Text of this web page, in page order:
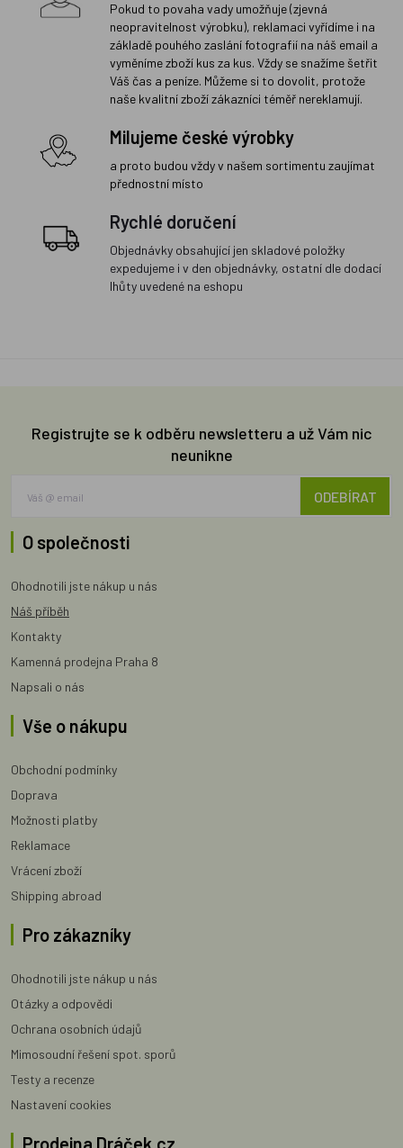
Pokud to povaha vady umožňuje (zjevná
neopravitelnost výrobku), reklamaci vyřídíme i na
základě pouhého zaslání fotografií na náš email a
vyměníme zboží kus za kus. Vždy se snažíme šetřit
Váš čas a peníze. Můžeme si to dovolit, protože
naše kvalitní zboží zákazníci téměř nereklamují.
Milujeme české výrobky
a proto budou vždy v našem sortimentu zaujímat
přednostní místo
Rychlé doručení
Objednávky obsahující jen skladové položky
expedujeme i v den objednávky, ostatní dle dodací
lhůty uvedené na eshopu
Registrujte se k odběru newsletteru a už Vám nic
neunikne
ODEBÍRAT
O společnosti
Ohodnotili jste nákup u nás
Náš příběh
Kontakty
Kamenná prodejna Praha 8
Napsali o nás
Vše o nákupu
Obchodní podmínky
Doprava
Možnosti platby
Reklamace
Vrácení zboží
Shipping abroad
Pro zákazníky
Ohodnotili jste nákup u nás
Otázky a odpovědi
Ochrana osobních údajů
Mimosoudní řešení spot. sporů
Testy a recenze
Nastavení cookies
Prodejna Dráček.cz